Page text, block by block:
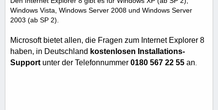
Windows Vista, Windows Server 2008 und Windows Server
2003 (ab SP 2).
Microsoft bietet allen, die Fragen zum Internet Explorer 8
haben, in Deutschland kostenlosen Installations-
Support unter der Telefonnummer 0180 567 22 55 an